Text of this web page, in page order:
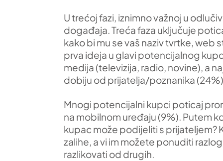
U trećoj fazi, iznimno važnoj u
događaja. Treća faza uključuje
kako bi mu se vaš naziv tvrtke, web
prva ideja u glavi potencijalnog
medija (televizija, radio, novine), a
dobiju od prijatelja/poznanika
Mnogi potencijalni kupci poticaj
na mobilnom uređaju (9%). Putem
kupac može podijeliti s prijateljem?
zalihe, a vi im možete ponuditi
razlikovati od drugih.